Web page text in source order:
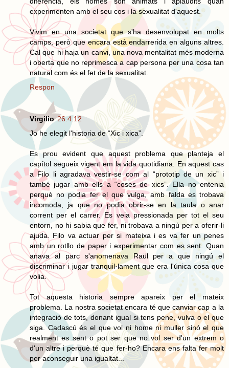
experimenten amb el seu cos i la sexualitat d'aquest.
Vivim en una societat que s'ha desenvolupat en molts
camps, però que encara està endarrerida en alguns altres.
Cal que hi haja un canvi, una nova mentalitat més moderna
i oberta que no reprimesca a cap persona per una cosa tan
natural com és el fet de la sexualitat.
Respon
Virgilio 26.4.12
Jo he elegit l'historia de “Xic i xica”.
Es prou evident que aquest problema que planteja el
capítol segueix vigent em la vida quotidiana. En aquest cas
a Filo li agradava vestir-se com al “prototip de un xic” i
també jugar amb ells a “coses de xics”. Ella no entenia
perquè no podia fer el que vulga, amb falda es trobava
incomoda, ja que no podia obrir-se en la taula o anar
corrent per el carrer. Es veia pressionada per tot el seu
entorn, no hi sabia que fer, ni trobava a ningú per a oferir-li
ajuda. Filo va actuar per si mateixa i es va fer un penes
amb un rotllo de paper i experimentar com es sent. Quan
anava al parc s'anomenava Raül per a que ningú el
discriminar i jugar tranquil·lament que era l'única cosa que
volia.
Tot aquesta historia sempre apareix per el mateix
problema. La nostra societat encara té que canviar cap a la
integració de tots, donant igual si tens pene, vulva o el que
siga. Cadascú és el que vol ni home ni muller sinó el que
realment es sent o pot ser que no vol ser d'un extrem o
d'un altre i perquè té que fer-ho? Encara ens falta fer molt
per aconseguir una igualtat...